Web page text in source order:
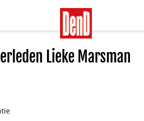
Lieke Marsman